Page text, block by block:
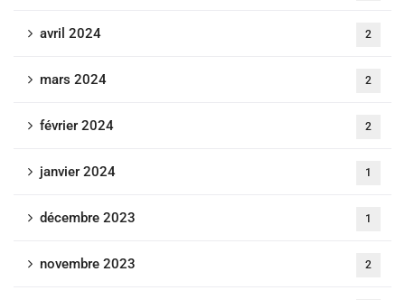
avril 2024 2
mars 2024 2
février 2024 2
janvier 2024 1
décembre 2023 1
novembre 2023 2